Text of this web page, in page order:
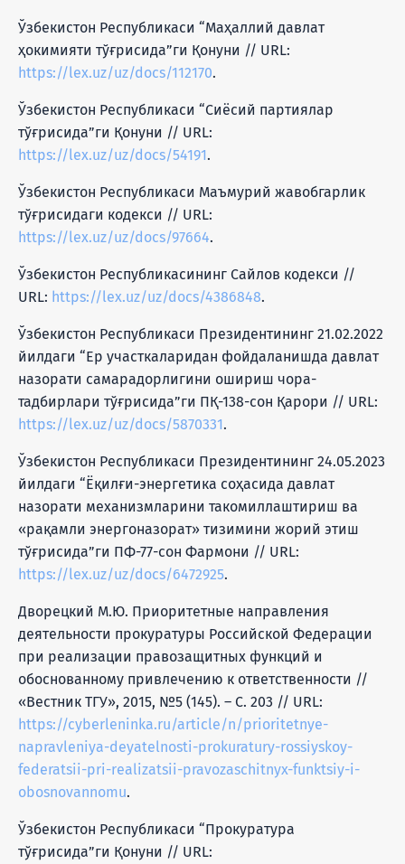
Ўзбекистон Республикаси “Маҳаллий давлат
ҳокимияти тўғрисида”ги Қонуни // URL:
https://lex.uz/uz/docs/112170.
Ўзбекистон Республикаси “Сиёсий партиялар
тўғрисида”ги Қонуни // URL:
https://lex.uz/uz/docs/54191.
Ўзбекистон Республикаси Маъмурий жавобгарлик
тўғрисидаги кодекси // URL:
https://lex.uz/uz/docs/97664.
Ўзбекистон Республикасининг Сайлов кодекси //
URL: https://lex.uz/uz/docs/4386848.
Ўзбекистон Республикаси Президентининг 21.02.2022
йилдаги “Ер участкаларидан фойдаланишда давлат
назорати самарадорлигини ошириш чора-
тадбирлари тўғрисида”ги ПҚ-138-сон Қарори // URL:
https://lex.uz/uz/docs/5870331.
Ўзбекистон Республикаси Президентининг 24.05.2023
йилдаги “Ёқилғи-энергетика соҳасида давлат
назорати механизмларини такомиллаштириш ва
«рақамли энергоназорат» тизимини жорий этиш
тўғрисида”ги ПФ-77-сон Фармони // URL:
https://lex.uz/uz/docs/6472925.
Дворецкий М.Ю. Приоритетные направления
деятельности прокуратуры Российской Федерации
при реализации правозащитных функций и
обоснованному привлечению к ответственности //
«Вестник ТГУ», 2015, №5 (145). – С. 203 // URL:
https://cyberleninka.ru/article/n/prioritetnye-
napravleniya-deyatelnosti-prokuratury-rossiyskoy-
federatsii-pri-realizatsii-pravozaschitnyx-funktsiy-i-
obosnovannomu.
Ўзбекистон Республикаси “Прокуратура
тўғрисида”ги Қонуни // URL: